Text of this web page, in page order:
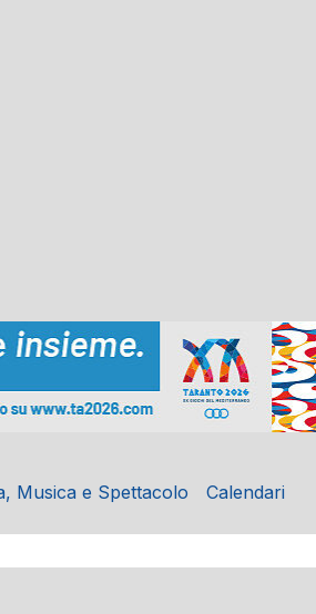
Musica e Spettacolo Calendari